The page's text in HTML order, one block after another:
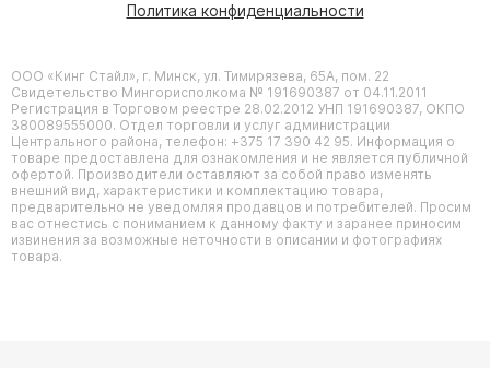
Политика конфиденциальности
ООО «Кинг Стайл», г. Минск, ул. Тимирязева, 65А, пом. 22
Свидетельство Мингорисполкома № 191690387 от 04.11.2011
Регистрация в Торговом реестре 28.02.2012 УНП 191690387, ОКПО
380089555000. Отдел торговли и услуг администрации
Центрального района, телефон: +375 17 390 42 95. Информация о
товаре предоставлена для ознакомления и не является публичной
офертой. Производители оставляют за собой право изменять
внешний вид, характеристики и комплектацию товара,
предварительно не уведомляя продавцов и потребителей. Просим
вас отнестись с пониманием к данному факту и заранее приносим
извинения за возможные неточности в описании и фотографиях
товара.